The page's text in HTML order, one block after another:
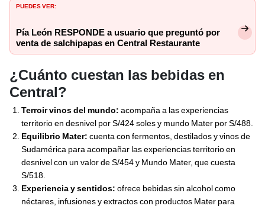
PUEDES VER:
Pía León RESPONDE a usuario que preguntó por
venta de salchipapas en Central Restaurante
¿Cuánto cuestan las bebidas en
Central?
Terroir vinos del mundo: acompaña a las experiencias
territorio en desnivel por S/424 soles y mundo Mater por S/488.
Equilibrio Mater: cuenta con fermentos, destilados y vinos de
Sudamérica para acompañar las experiencias territorio en
desnivel con un valor de S/454 y Mundo Mater, que cuesta
S/518.
Experiencia y sentidos: ofrece bebidas sin alcohol como
néctares, infusiones y extractos con productos Mater para